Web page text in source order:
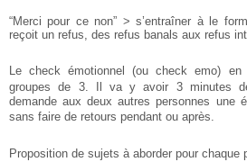
“Merci pour ce non” > s’entraîner à le
reçoit un refus, des refus banals aux refus
Le check émotionnel (ou check emo)
groupes de 3. Il va y avoir 3 minutes
demande aux deux autres personnes une
sans faire de retours pendant ou après.
Proposition de sujets à aborder pour chaque